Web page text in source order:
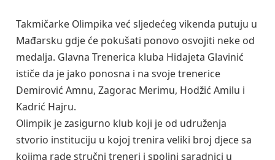
Takmičarke Olimpika već sljedećeg vikenda putuju u
Mađarsku gdje će pokušati ponovo osvojiti neke od
medalja. Glavna Trenerica kluba Hidajeta Glavinić
ističe da je jako ponosna i na svoje trenerice
Demirović Amnu, Zagorac Merimu, Hodžić Amilu i
Kadrić Hajru.
Olimpik je zasigurno klub koji je od udruženja
stvorio instituciju u kojoj trenira veliki broj djece sa
kojima rade stručni treneri i spoljni saradnici u